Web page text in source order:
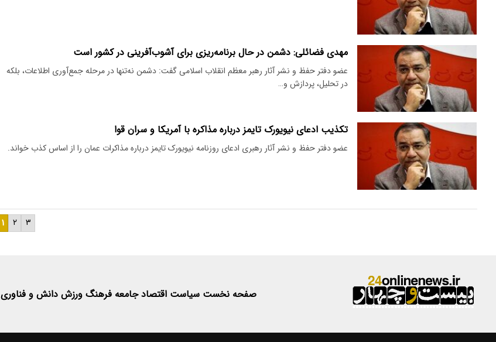
مهدی فضائلی: دشمن در حال برنامه‌ریزی برای آشوب‌آفرینی در کشور است
عضو دفتر حفظ و نشر آثار رهبر معظم انقلاب اسلامی گفت: دشمن نه‌تنها در مرحله جمع‌آوری اطلاعات، بلکه
در تحلیل، پردازش و…
تکذیب ادعای نیویورک تایمز درباره مذاکره با آمریکا و سران قوا
عضو دفتر حفظ و نشر آثار رهبری ادعای روزنامه نیویورک تایمز درباره مذاکرات عمان را از اساس کذب خواند.
۱ ۲ ۳
صفحه نخست سیاست اقتصادجامعه فرهنگ ورزش دانش و فناوری